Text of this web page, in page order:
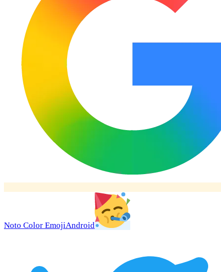
Noto Color EmojiAndroid